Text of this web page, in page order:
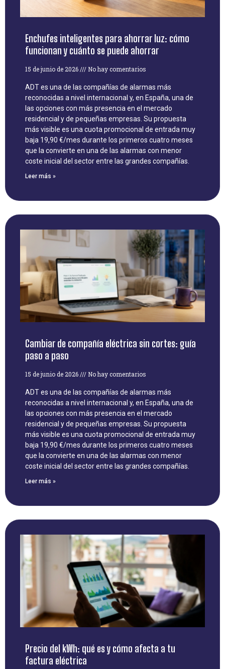
Enchufes inteligentes para ahorrar luz: cómo
funcionan y cuánto se puede ahorrar
15 de junio de 2026 No hay comentarios
ADT es una de las compañías de alarmas más
reconocidas a nivel internacional y, en España, una de
las opciones con más presencia en el mercado
residencial y de pequeñas empresas. Su propuesta
más visible es una cuota promocional de entrada muy
baja 19,90 €/mes durante los primeros cuatro meses
que la convierte en una de las alarmas con menor
coste inicial del sector entre las grandes compañías.
Leer más »
Cambiar de compañía eléctrica sin cortes: guía
paso a paso
15 de junio de 2026 No hay comentarios
ADT es una de las compañías de alarmas más
reconocidas a nivel internacional y, en España, una de
las opciones con más presencia en el mercado
residencial y de pequeñas empresas. Su propuesta
más visible es una cuota promocional de entrada muy
baja 19,90 €/mes durante los primeros cuatro meses
que la convierte en una de las alarmas con menor
coste inicial del sector entre las grandes compañías.
Leer más »
Precio del kWh: qué es y cómo afecta a tu
factura eléctrica